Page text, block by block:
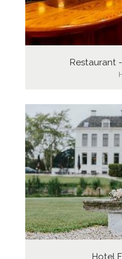
Restaurant
Hotel